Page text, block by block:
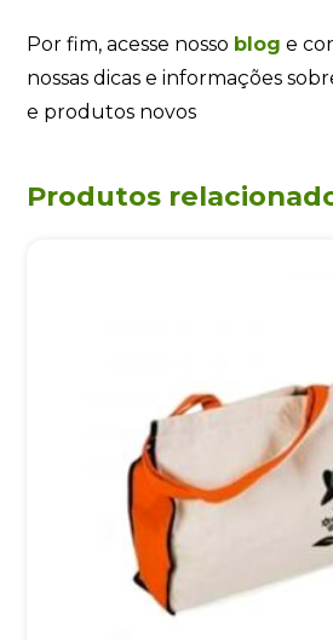
Por fim, acesse nosso blog e
nossas dicas e informações
e produtos novos
Produtos